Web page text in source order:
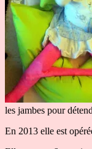
les jambes pour
En 2013 elle est